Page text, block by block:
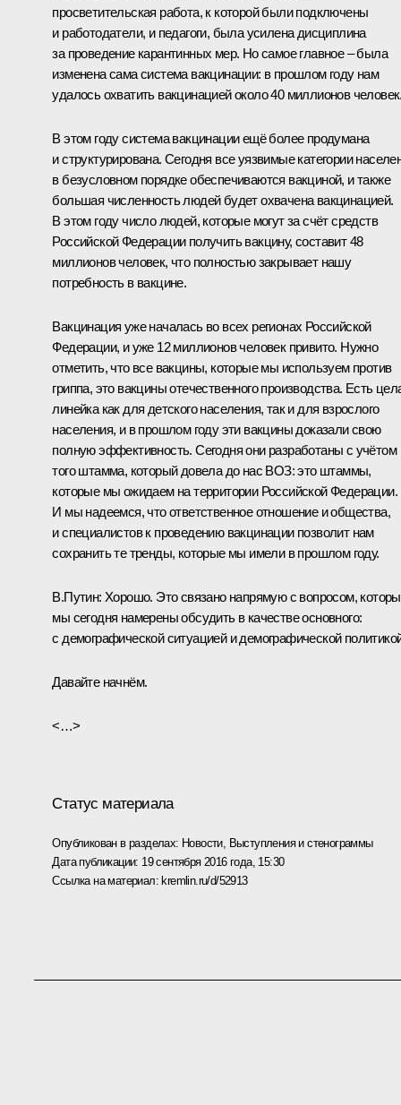
просветительская работа, к которой были подключены
и работодатели, и педагоги, была усилена дисциплина
за проведение карантинных мер. Но самое главное – была
изменена сама система вакцинации: в прошлом году нам
удалось охватить вакцинацией около 40 миллионов
В этом году система вакцинации ещё более продумана
и структурирована. Сегодня все уязвимые категории
в безусловном порядке обеспечиваются вакциной, и также
большая численность людей будет охвачена вакцинацией.
В этом году число людей, которые могут за счёт средств
Российской Федерации получить вакцину, составит 48
миллионов человек, что полностью закрывает нашу
потребность в вакцине.
Вакцинация уже началась во всех регионах Российской
Федерации, и уже 12 миллионов человек привито. Нужно
отметить, что все вакцины, которые мы используем против
гриппа, это вакцины отечественного производства. Есть
линейка как для детского населения, так и для взрослого
населения, и в прошлом году эти вакцины доказали свою
полную эффективность. Сегодня они разработаны с учётом
того штамма, который довела до нас ВОЗ: это штаммы,
которые мы ожидаем на территории Российской Федерации.
И мы надеемся, что ответственное отношение и общества,
и специалистов к проведению вакцинации позволит нам
сохранить те тренды, которые мы имели в прошлом году.
В.Путин: Хорошо. Это связано напрямую с вопросом,
мы сегодня намерены обсудить в качестве основного:
с демографической ситуацией и демографической
Давайте начнём.
<…>
Статус материала
Опубликован в разделах: Новости, Выступления и стенограммы
Дата публикации: 19 сентября 2016 года, 15:30
Ссылка на материал: kremlin.ru/d/52913